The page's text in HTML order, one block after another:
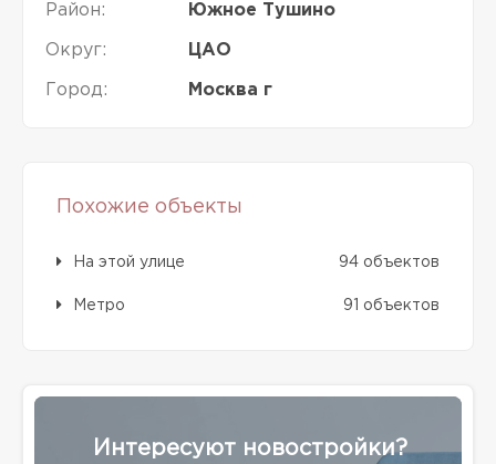
Район: Южное Тушино
Округ: ЦАО
Город: Москва г
Похожие объекты
На этой улице 94 объектов
Метро 91 объектов
Интересуют новостройки?